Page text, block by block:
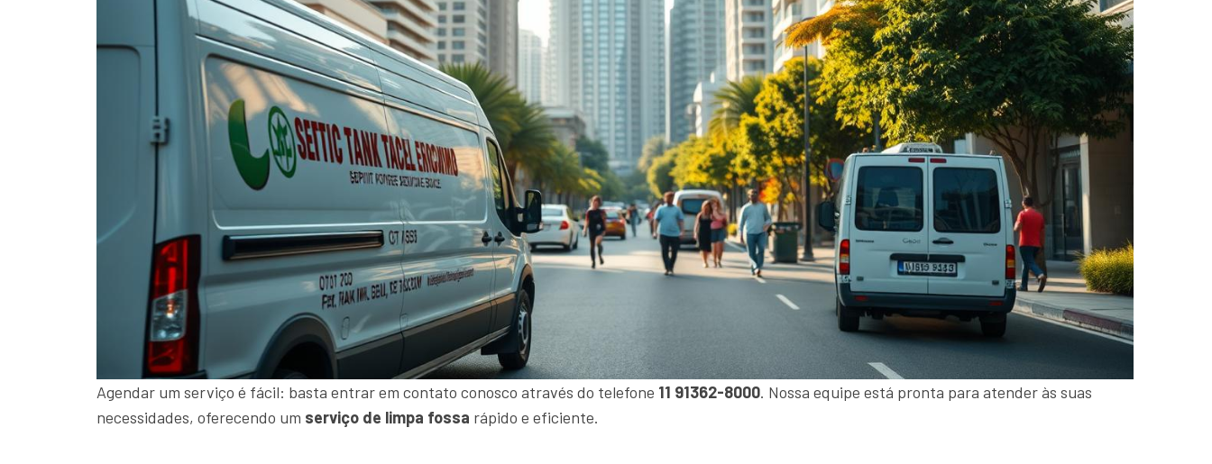
Agendar um serviço é fácil: basta entrar em contato conosco através do telefone 11 91362-8000. Nossa equipe está pronta para atender às suas
necessidades, oferecendo um serviço de limpa fossa rápido e eficiente.